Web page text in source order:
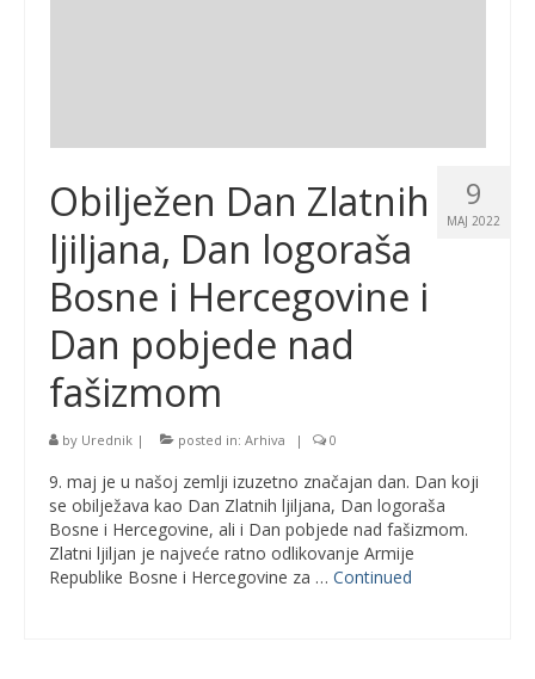
9
MAJ 2022
Obilježen Dan Zlatnih
ljiljana, Dan logoraša
Bosne i Hercegovine i
Dan pobjede nad
fašizmom
by Urednik | posted in: Arhiva | 0
9. maj je u našoj zemlji izuzetno značajan dan. Dan koji
se obilježava kao Dan Zlatnih ljiljana, Dan logoraša
Bosne i Hercegovine, ali i Dan pobjede nad fašizmom.
Zlatni ljiljan je najveće ratno odlikovanje Armije
Republike Bosne i Hercegovine za … Continued